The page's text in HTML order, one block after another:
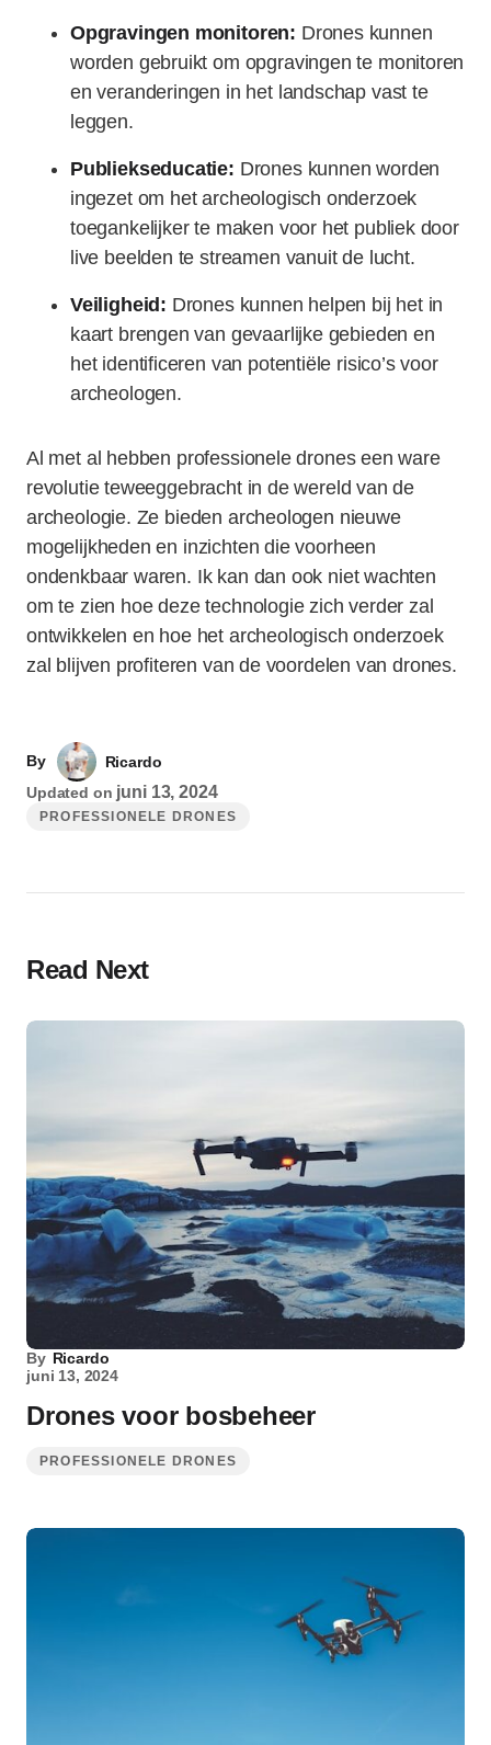
Opgravingen monitoren: Drones kunnen
worden gebruikt om opgravingen te monitoren
en veranderingen in het landschap vast te
leggen.
Publiekseducatie: Drones kunnen worden
ingezet om het archeologisch onderzoek
toegankelijker te maken voor het publiek door
live beelden te streamen vanuit de lucht.
Veiligheid: Drones kunnen helpen bij het in
kaart brengen van gevaarlijke gebieden en
het identificeren van potentiële risico’s voor
archeologen.
Al met al hebben professionele drones een ware
revolutie teweeggebracht in de wereld van de
archeologie. Ze bieden archeologen nieuwe
mogelijkheden en inzichten die voorheen
ondenkbaar waren. Ik kan dan ook niet wachten
om te zien hoe deze technologie zich verder zal
ontwikkelen en hoe het archeologisch onderzoek
zal blijven profiteren van de voordelen van drones.
By
Ricardo
Updated on juni 13, 2024
PROFESSIONELE DRONES
Read Next
By Ricardo
juni 13, 2024
Drones voor bosbeheer
PROFESSIONELE DRONES